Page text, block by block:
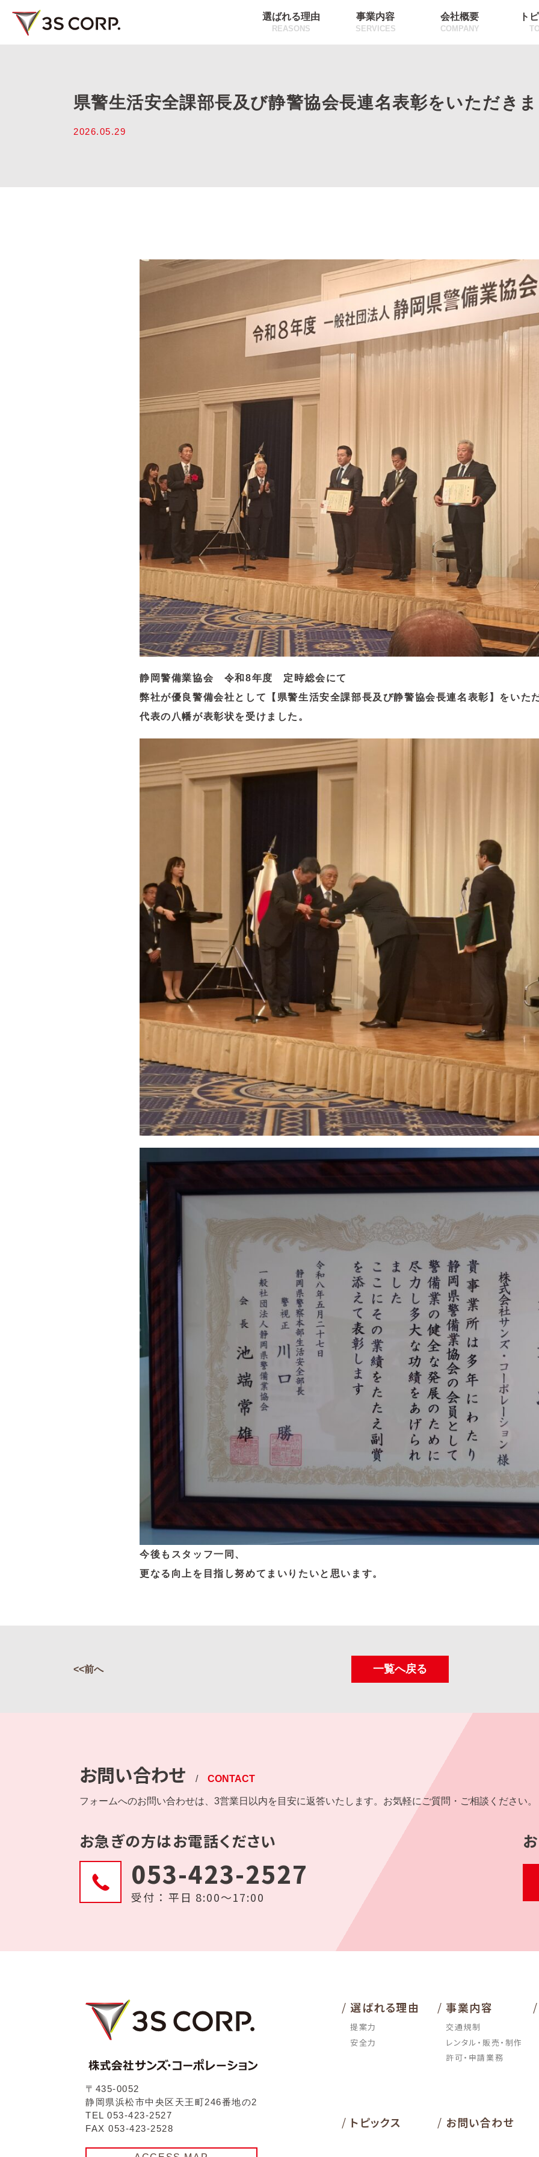
選ばれる理由
REASONS
事業内容
SERVICES
会社概要
COMPANY
ト
県警生活安全課部長及び静警協会長連名表彰をいただき
2026.05.29
静岡警備業協会 令和8年度 定時総会にて
弊社が優良警備会社として【県警生活安全課部長及び静警協会長連名表彰】をいた
代表の八幡が表彰状を受けました。
今後もスタッフ一同、
更なる向上を目指し努めてまいりたいと思います。
<<前へ 一覧へ戻る
お問い合わせ / CONTACT
フォームへのお問い合わせは、3営業日以内を目安に返答いたします。お気軽にご質問・ご相談ください。
お急ぎの方はお電話ください
053-423-2527
受付 ： 平日 8:00〜17:00
〒435-0052
静岡県浜松市中央区天王町246番地の2
TEL 053-423-2527
FAX 053-423-2528
/ 選ばれる理由
提案力
安全力
/ 事業内容
交通規制
レンタル・販売・制作
許可・申請業務
/
/ トピックス / お問い合わせ